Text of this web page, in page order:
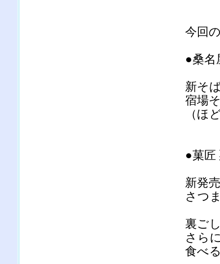
今回
●桑名
新そ
宿場
（ほ
●菓匠
新発
さつ
裏ご
さら
食べ